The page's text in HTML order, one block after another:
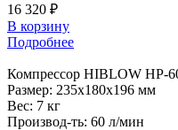
16 320 ₽
В корзину
Подробнее
Компрессор HIBLOW HP-
Размер: 235x180x196 мм
Вес: 7 кг
Производ-ть: 60 л/мин